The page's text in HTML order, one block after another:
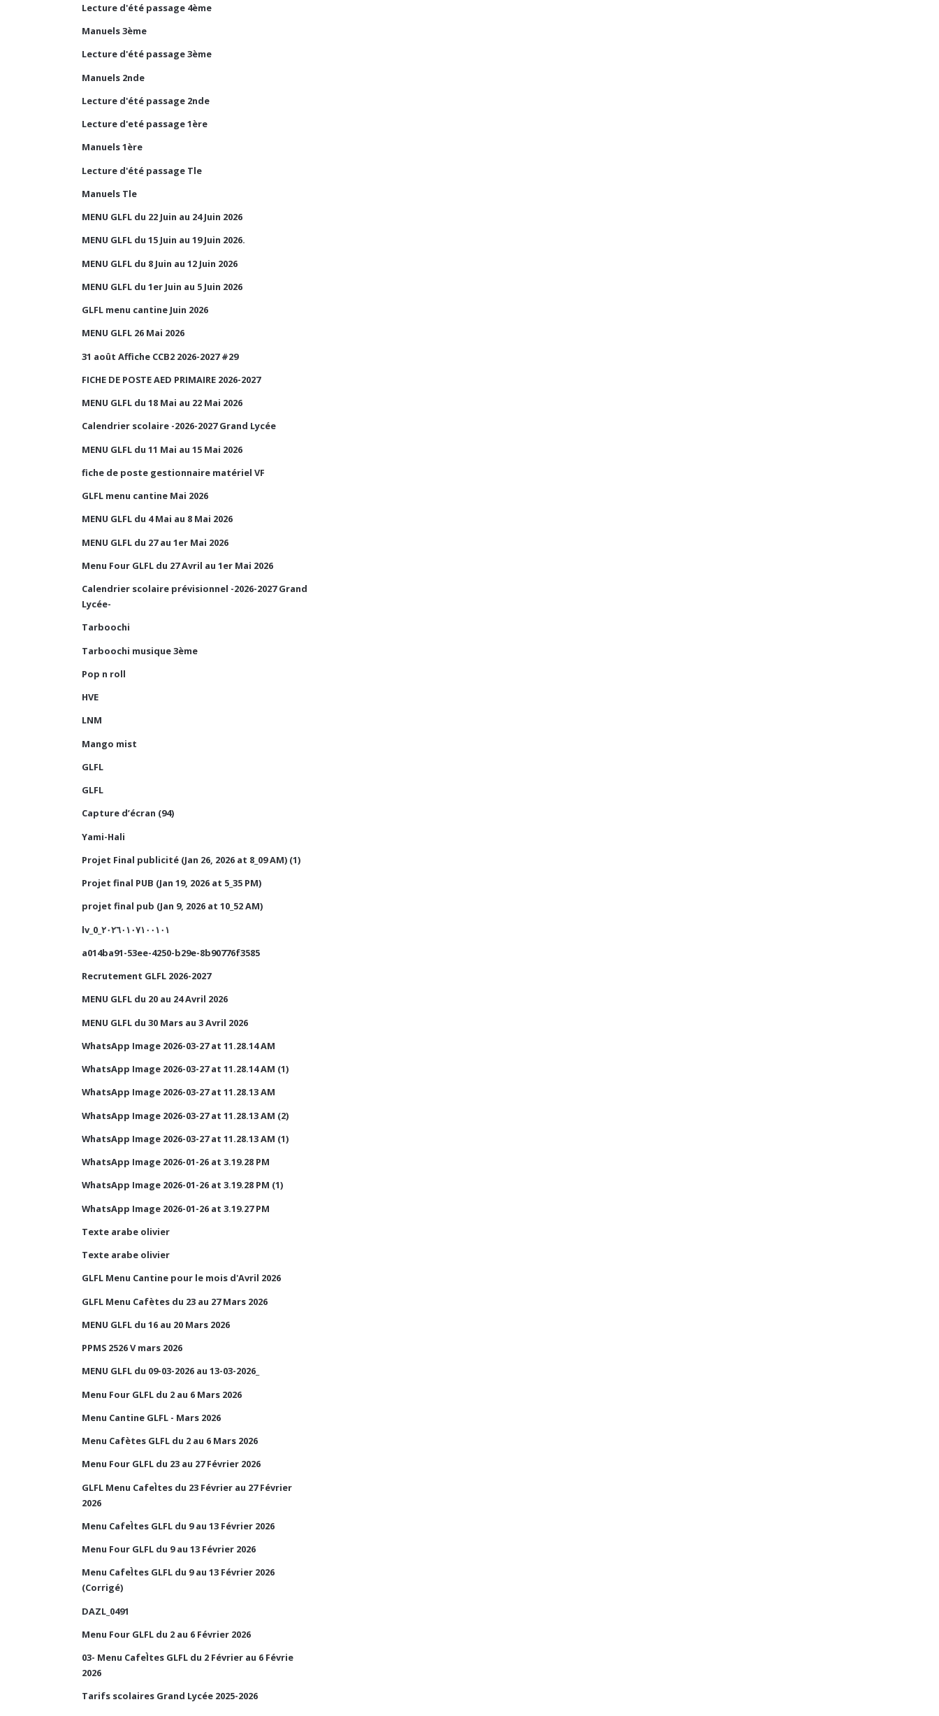
Lecture d'été passage 4ème
Manuels 3ème
Lecture d'été passage 3ème
Manuels 2nde
Lecture d'été passage 2nde
Lecture d'eté passage 1ère
Manuels 1ère
Lecture d'été passage Tle
Manuels Tle
MENU GLFL du 22 Juin au 24 Juin 2026
MENU GLFL du 15 Juin au 19 Juin 2026.
MENU GLFL du 8 Juin au 12 Juin 2026
MENU GLFL du 1er Juin au 5 Juin 2026
GLFL menu cantine Juin 2026
MENU GLFL 26 Mai 2026
31 août Affiche CCB2 2026-2027 #29
FICHE DE POSTE AED PRIMAIRE 2026-2027
MENU GLFL du 18 Mai au 22 Mai 2026
Calendrier scolaire -2026-2027 Grand Lycée
MENU GLFL du 11 Mai au 15 Mai 2026
fiche de poste gestionnaire matériel VF
GLFL menu cantine Mai 2026
MENU GLFL du 4 Mai au 8 Mai 2026
MENU GLFL du 27 au 1er Mai 2026
Menu Four GLFL du 27 Avril au 1er Mai 2026
Calendrier scolaire prévisionnel -2026-2027 Grand
Lycée-
Tarboochi
Tarboochi musique 3ème
Pop n roll
HVE
LNM
Mango mist
GLFL
GLFL
Capture d’écran (94)
Yami-Hali
Projet Final publicité (Jan 26, 2026 at 8_09 AM) (1)
Projet final PUB (Jan 19, 2026 at 5_35 PM)
projet final pub (Jan 9, 2026 at 10_52 AM)
lv_0_٢٠٢٦٠١٠٧١٠٠١٠١
a014ba91-53ee-4250-b29e-8b90776f3585
Recrutement GLFL 2026-2027
MENU GLFL du 20 au 24 Avril 2026
MENU GLFL du 30 Mars au 3 Avril 2026
WhatsApp Image 2026-03-27 at 11.28.14 AM
WhatsApp Image 2026-03-27 at 11.28.14 AM (1)
WhatsApp Image 2026-03-27 at 11.28.13 AM
WhatsApp Image 2026-03-27 at 11.28.13 AM (2)
WhatsApp Image 2026-03-27 at 11.28.13 AM (1)
WhatsApp Image 2026-01-26 at 3.19.28 PM
WhatsApp Image 2026-01-26 at 3.19.28 PM (1)
WhatsApp Image 2026-01-26 at 3.19.27 PM
Texte arabe olivier
Texte arabe olivier
GLFL Menu Cantine pour le mois d'Avril 2026
GLFL Menu Cafètes du 23 au 27 Mars 2026
MENU GLFL du 16 au 20 Mars 2026
PPMS 2526 V mars 2026
MENU GLFL du 09-03-2026 au 13-03-2026_
Menu Four GLFL du 2 au 6 Mars 2026
Menu Cantine GLFL - Mars 2026
Menu Cafètes GLFL du 2 au 6 Mars 2026
Menu Four GLFL du 23 au 27 Février 2026
GLFL Menu CafeÌtes du 23 Février au 27 Février
2026
Menu CafeÌtes GLFL du 9 au 13 Février 2026
Menu Four GLFL du 9 au 13 Février 2026
Menu CafeÌtes GLFL du 9 au 13 Février 2026
(Corrigé)
DAZL_0491
Menu Four GLFL du 2 au 6 Février 2026
03- Menu CafeÌtes GLFL du 2 Février au 6 Févrie
2026
Tarifs scolaires Grand Lycée 2025-2026